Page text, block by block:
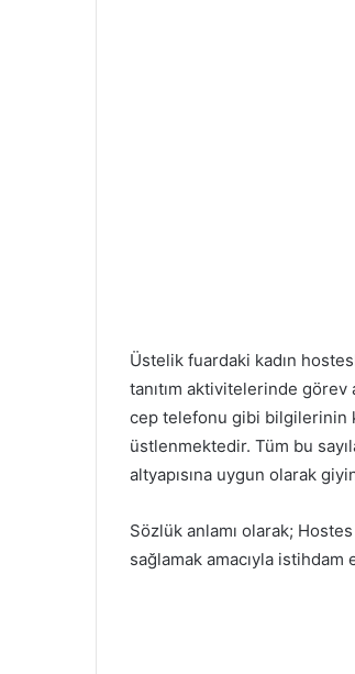
Üstelik fuardaki kadın
tanıtım aktivitelerinde
cep telefonu gibi bilgilerinin
üstlenmektedir. Tüm bu
altyapısına uygun olarak
Sözlük anlamı olarak;
sağlamak amacıyla